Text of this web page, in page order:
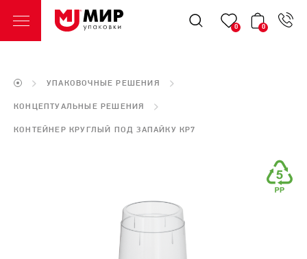
0 0
УПАКОВОЧНЫЕ РЕШЕНИЯ
КОНЦЕПТУАЛЬНЫЕ РЕШЕНИЯ
КОНТЕЙНЕР КРУГЛЫЙ ПОД ЗАПАЙКУ КР7